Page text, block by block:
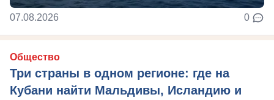
07.08.2026 0
Общество
Три страны в одном регионе: где на
Кубани найти Мальдивы, Исландию и